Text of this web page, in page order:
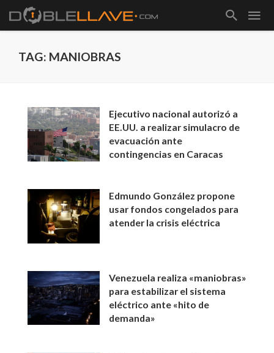
TAG: MANIOBRAS
Ejecutivo nacional autorizó a
EE.UU. a realizar simulacro de
evacuación ante
contingencias en Caracas
Edmundo González propone
usar fondos congelados para
atender la crisis eléctrica
Venezuela realiza «maniobras»
para estabilizar el sistema
eléctrico ante «hito de
demanda»